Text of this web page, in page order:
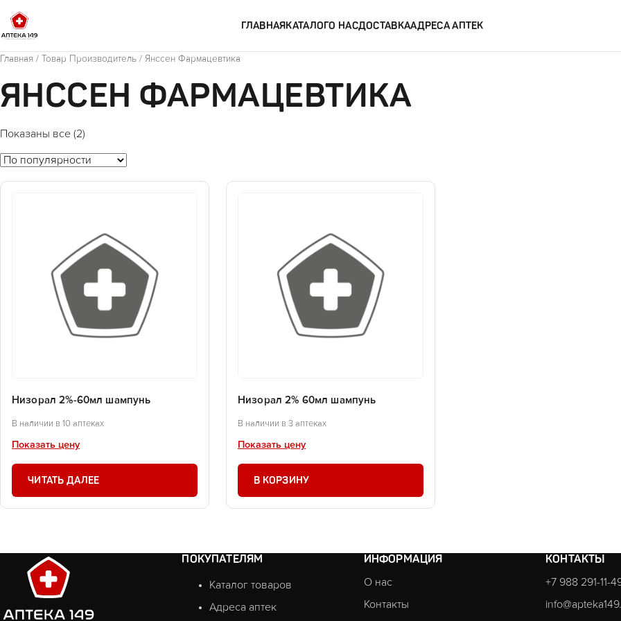
ГЛАВНАЯКАТАЛОГО НАСДОСТАВКААДРЕСА АПТЕК
Главная / Товар Производитель / Янссен Фармацевтика
ЯНССЕН ФАРМАЦЕВТИКА
Показаны все (2)
Низорал 2%-60мл шампунь
В наличии в 10 аптеках
Показать цену
ЧИТАТЬ ДАЛЕЕ
Низорал 2% 60мл шампунь
В наличии в 3 аптеках
Показать цену
В КОРЗИНУ
ПОКУПАТЕЛЯМ
Каталог товаров
Адреса аптек
ИНФОРМАЦИЯ
О нас
Контакты
КОНТАКТЫ
+7 988 291-11-